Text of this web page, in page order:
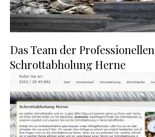
Das Team der Professionellen
Schrottabholung Herne